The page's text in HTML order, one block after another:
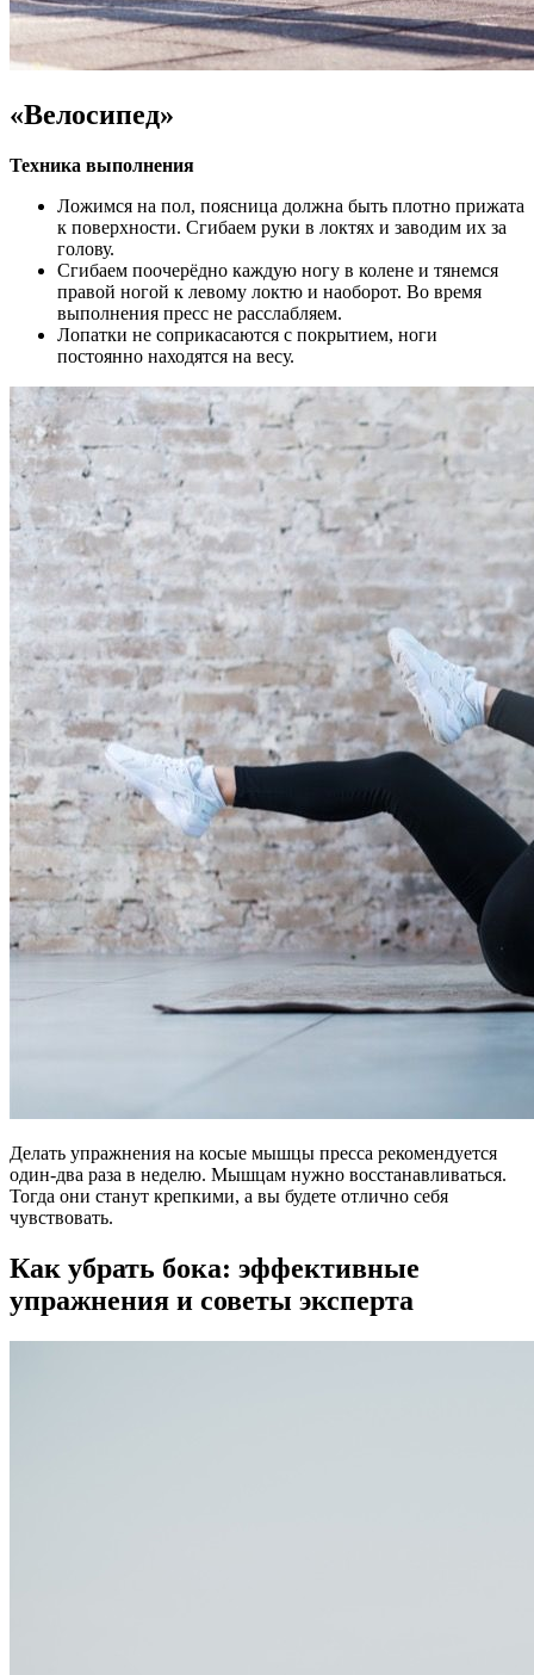
«Велосипед»
Техника выполнения
Ложимся на пол, поясница должна быть плотно прижата
к поверхности. Сгибаем руки в локтях и заводим их за
голову.
Сгибаем поочерёдно каждую ногу в колене и тянемся
правой ногой к левому локтю и наоборот. Во время
выполнения пресс не расслабляем.
Лопатки не соприкасаются с покрытием, ноги
постоянно находятся на весу.
Делать упражнения на косые мышцы пресса рекомендуется
один-два раза в неделю. Мышцам нужно восстанавливаться.
Тогда они станут крепкими, а вы будете отлично себя
чувствовать.
Как убрать бока: эффективные
упражнения и советы эксперта